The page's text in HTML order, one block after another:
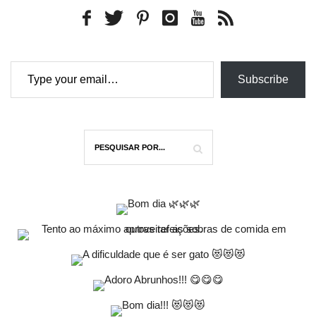
Type your email…
Subscribe